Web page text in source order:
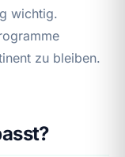
wichtig.
zu bleiben.